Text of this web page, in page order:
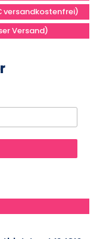
versandkostenfrei)
Versand)